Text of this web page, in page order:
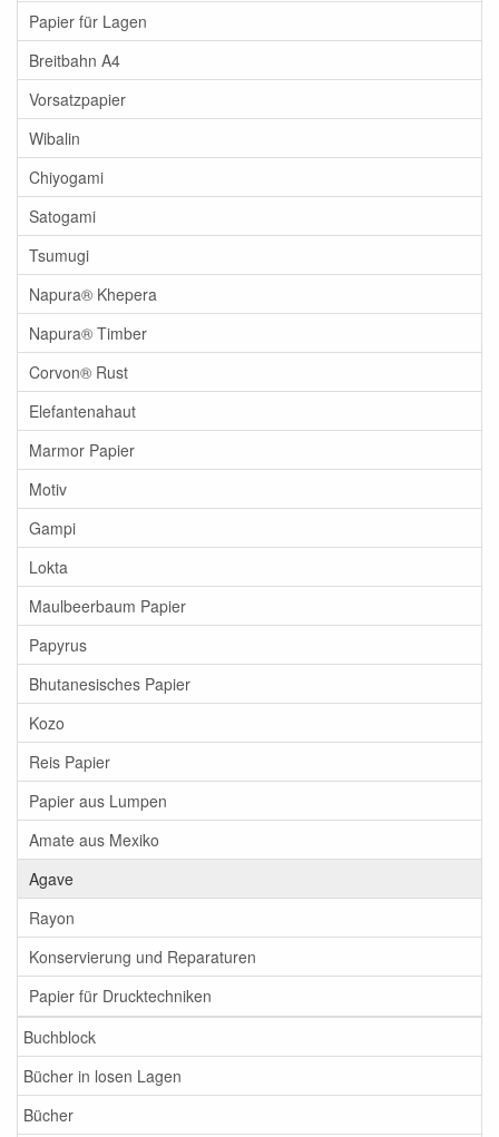
Papier für Lagen
Breitbahn A4
Vorsatzpapier
Wibalin
Chiyogami
Satogami
Tsumugi
Napura® Khepera
Napura® Timber
Corvon® Rust
Elefantenahaut
Marmor Papier
Motiv
Gampi
Lokta
Maulbeerbaum Papier
Papyrus
Bhutanesisches Papier
Kozo
Reis Papier
Papier aus Lumpen
Amate aus Mexiko
Agave
Rayon
Konservierung und Reparaturen
Papier für Drucktechniken
Buchblock
Bücher in losen Lagen
Bücher